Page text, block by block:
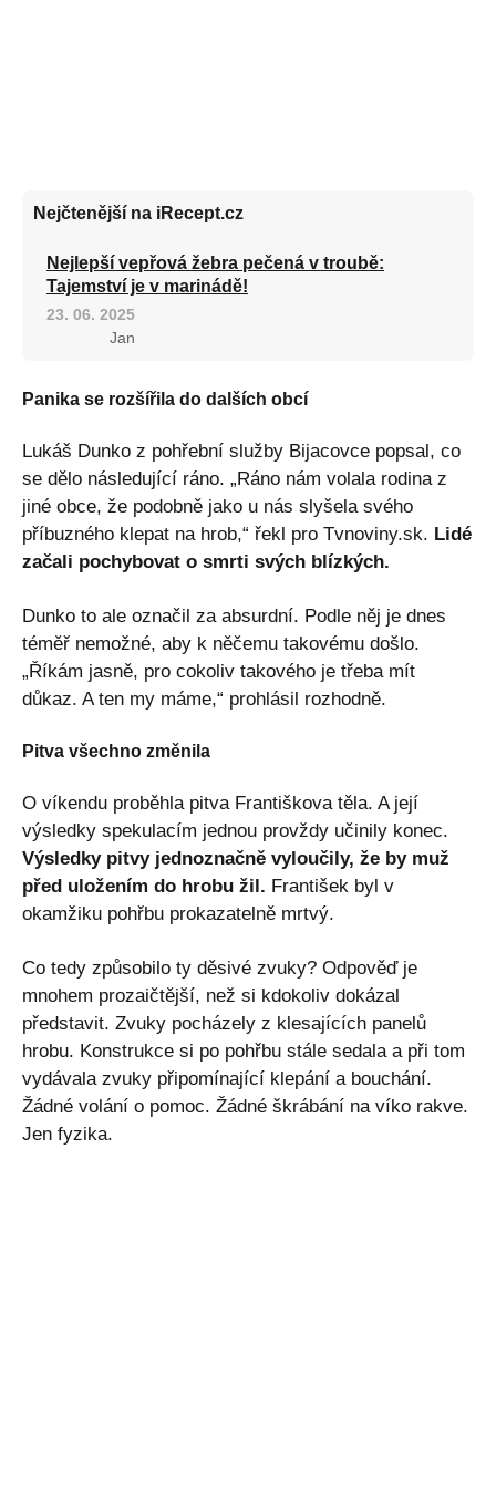
Nejčtenější na iRecept.cz
Nejlepší vepřová žebra pečená v troubě:
Tajemství je v marinádě!
23. 06. 2025
Jan
Panika se rozšířila do dalších obcí
Lukáš Dunko z pohřební služby Bijacovce popsal, co
se dělo následující ráno. „Ráno nám volala rodina z
jiné obce, že podobně jako u nás slyšela svého
příbuzného klepat na hrob,“ řekl pro Tvnoviny.sk. Lidé
začali pochybovat o smrti svých blízkých.
Dunko to ale označil za absurdní. Podle něj je dnes
téměř nemožné, aby k něčemu takovému došlo.
„Říkám jasně, pro cokoliv takového je třeba mít
důkaz. A ten my máme,“ prohlásil rozhodně.
Pitva všechno změnila
O víkendu proběhla pitva Františkova těla. A její
výsledky spekulacím jednou provždy učinily konec.
Výsledky pitvy jednoznačně vyloučily, že by muž
před uložením do hrobu žil. František byl v
okamžiku pohřbu prokazatelně mrtvý.
Co tedy způsobilo ty děsivé zvuky? Odpověď je
mnohem prozaičtější, než si kdokoliv dokázal
představit. Zvuky pocházely z klesajících panelů
hrobu. Konstrukce si po pohřbu stále sedala a při tom
vydávala zvuky připomínající klepání a bouchání.
Žádné volání o pomoc. Žádné škrábání na víko rakve.
Jen fyzika.